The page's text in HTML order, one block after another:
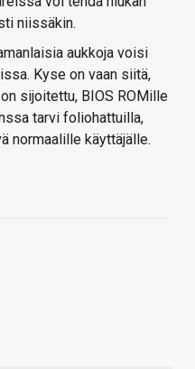
niissäkin.
aukkoja voisi
Kyse on vaan siitä,
sijoitettu, BIOS ROMille
tarvi foliohattuilla,
normaalille käyttäjälle.